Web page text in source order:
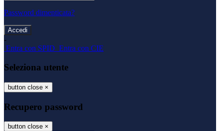
Password dimenticata?
-
Entra con SPID Entra con CIE
Seleziona utente
button close ×
Recupero password
button close ×